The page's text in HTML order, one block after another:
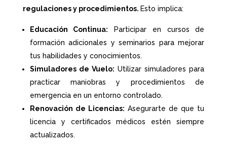
regulaciones y procedimientos. Esto implica:
Educación Continua: Participar en cursos de
formación adicionales y seminarios para mejorar
tus habilidades y conocimientos.
Simuladores de Vuelo: Utilizar simuladores para
practicar maniobras y procedimientos de
emergencia en un entorno controlado.
Renovación de Licencias: Asegurarte de que tu
licencia y certificados médicos estén siempre
actualizados.